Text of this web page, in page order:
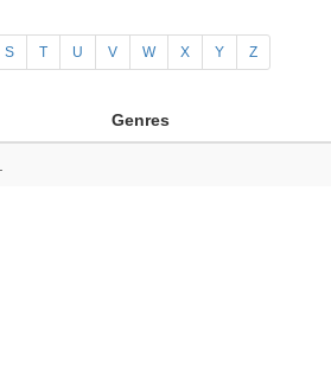
S T U V W X Y Z
Genres